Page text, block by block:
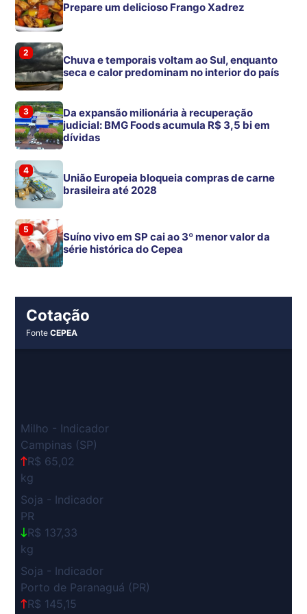
Prepare um delicioso Frango Xadrez
2
Chuva e temporais voltam ao Sul, enquanto
seca e calor predominam no interior do país
3
Da expansão milionária à recuperação
judicial: BMG Foods acumula R$ 3,5 bi em
dívidas
4
União Europeia bloqueia compras de carne
brasileira até 2028
5
Suíno vivo em SP cai ao 3º menor valor da
série histórica do Cepea
Cotação
FonteCEPEA
Milho - Indicador
Campinas (SP)
R$ 65,02
kg
Soja - Indicador
PR
R$ 137,33
kg
Soja - Indicador
Porto de Paranaguá (PR)
R$ 145,15